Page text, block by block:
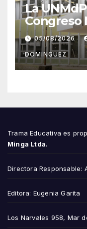
La
Congreso
Lengua
05/08/2026
DOMINGUEZ
Trama Educativa es
Minga Ltda.
Directora Responsable:
Editora: Eugenia Garita
Los Narvales 958, Mar